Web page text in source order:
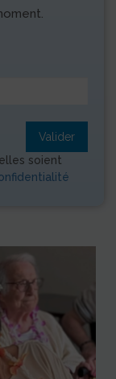
Valider
soient